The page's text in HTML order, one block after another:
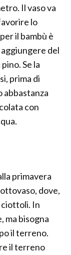
Il vaso va
lo
il bambù è
del
Se la
prima di
abbastanza
con
primavera
dove,
ciottoli. In
ma bisogna
il terreno.
il terreno